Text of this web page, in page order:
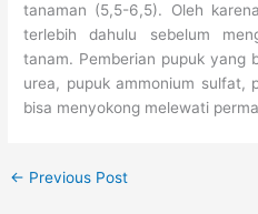
tanaman (5,5-6,5). Oleh
terlebih dahulu sebelum
tanam. Pemberian pupuk yang
urea, pupuk ammonium sulfat,
bisa menyokong melewati
← Previous Post